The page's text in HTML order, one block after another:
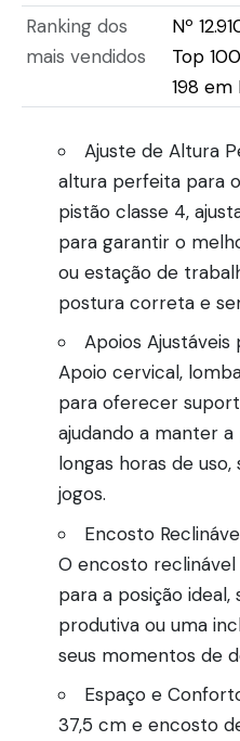
Ranking dos
mais vendidos
Nº
Top
198
Ajuste de Altura
altura perfeita para
pistão classe 4,
para garantir o
ou estação de
postura correta e
Apoios Ajustáveis
Apoio cervical,
para oferecer
ajudando a manter
longas horas de
jogos.
Encosto
O encosto
para a posição
produtiva ou uma
seus momentos de
Espaço e
37,5 cm e encosto